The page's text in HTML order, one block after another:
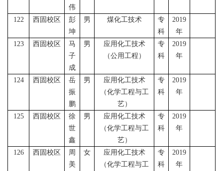
伟
122 西固校区
彭
坤
男 煤化工技术
专
科
2019
年
123
西固校区
马
子
成
男
应用化工技术
（公用工程）
专
科
2019
年
124 西固校区
岳
振
鹏
男
应用化工技术
（化学工程与工
艺）
专
科
2019
年
125 西固校区
徐
世
鑫
男
应用化工技术
（化学工程与工
艺）
专
科
2019
年
126 西固校区
周
美
女
应用化工技术
（化学工程与工
专
科
2019
年